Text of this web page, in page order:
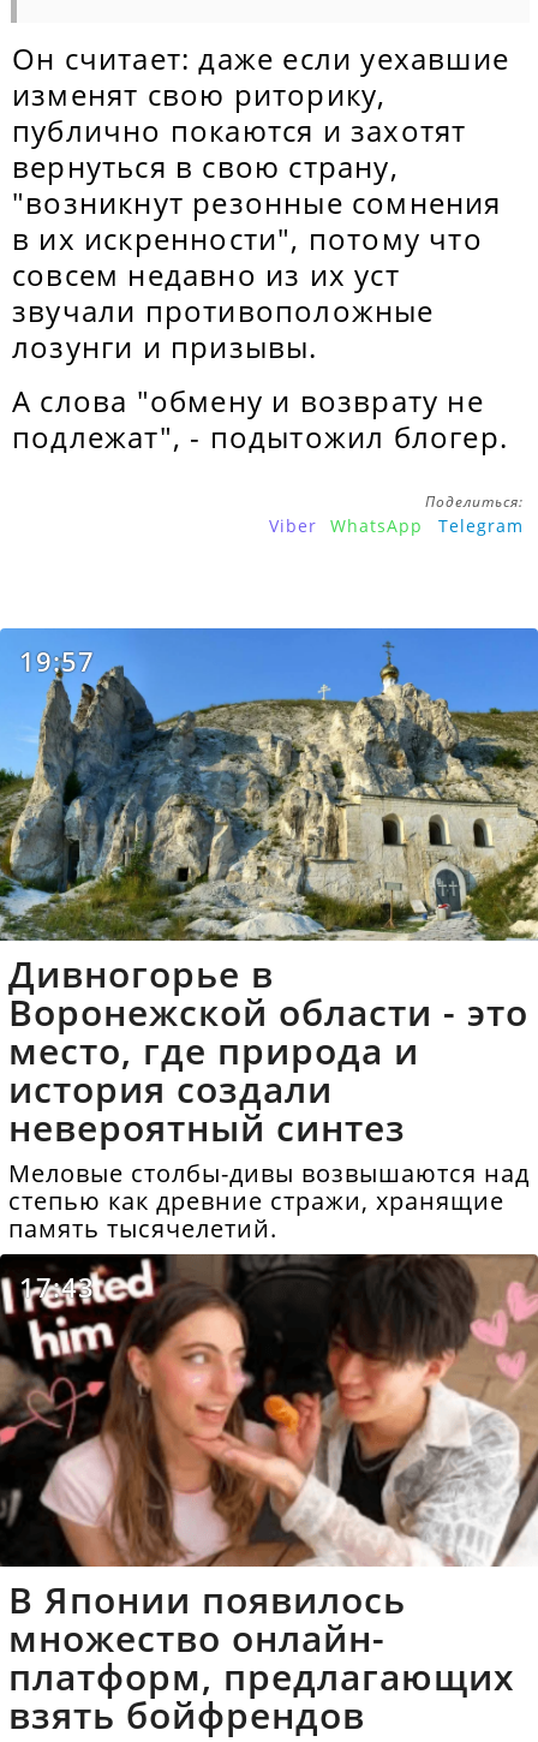
Он считает: даже если уехавшие
изменят свою риторику,
публично покаются и захотят
вернуться в свою страну,
"возникнут резонные сомнения
в их искренности", потому что
совсем недавно из их уст
звучали противоположные
лозунги и призывы.
А слова "обмену и возврату не
подлежат", - подытожил блогер.
Поделиться:
Viber WhatsApp Telegram
19:57
Дивногорье в
Воронежской области - это
место, где природа и
история создали
невероятный синтез
Меловые столбы-дивы возвышаются над
степью как древние стражи, хранящие
память тысячелетий.
17:43
В Японии появилось
множество онлайн-
платформ, предлагающих
взять бойфрендов